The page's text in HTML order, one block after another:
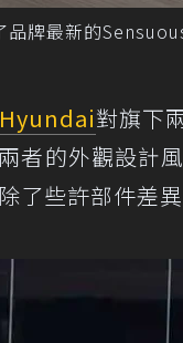
品牌最新的
Hyundai對旗下
者的外觀設計
了些許部件差